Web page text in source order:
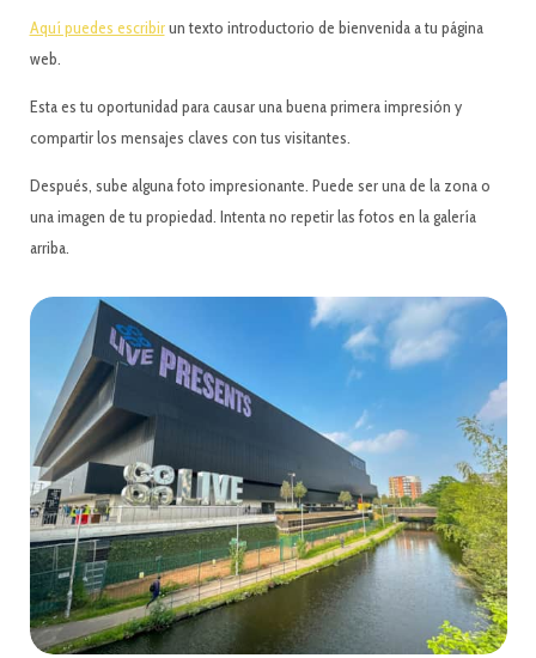
Aquí puedes escribirun texto introductorio de bienvenida a tu página
web.
Esta es tu oportunidad para causar una buena primera impresión y
compartir los mensajes claves con tus visitantes.
Después, sube alguna foto impresionante. Puede ser una de la zona o
una imagen de tu propiedad. Intenta no repetir las fotos en la galería
arriba.